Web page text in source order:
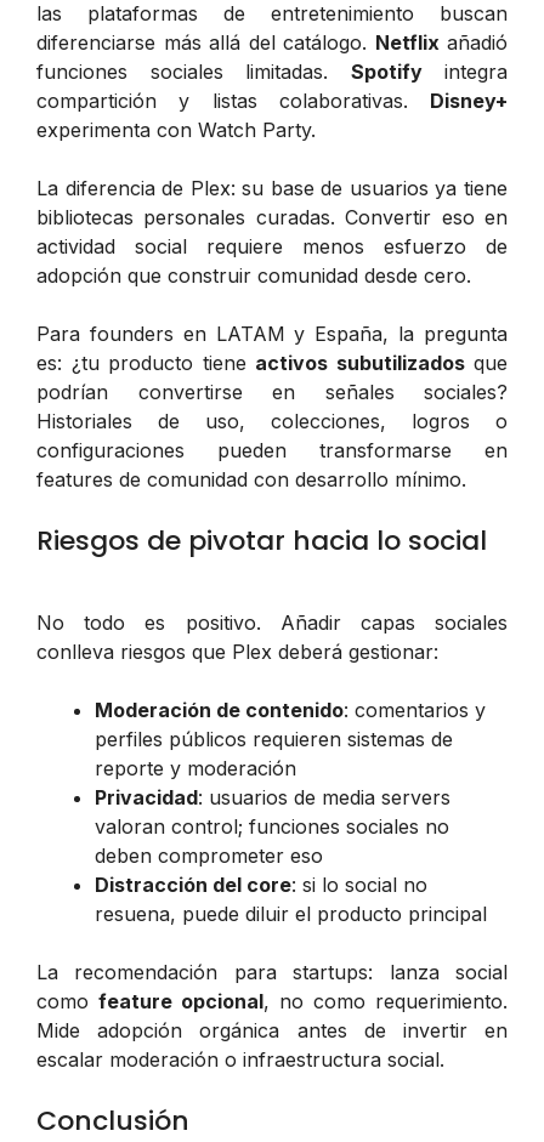
las plataformas de entretenimiento buscan
diferenciarse más allá del catálogo. Netflixañadió
funciones sociales limitadas. Spotifyintegra
compartición y listas colaborativas. Disney+
experimenta con Watch Party.
La diferencia de Plex: su base de usuarios ya tiene
bibliotecas personales curadas. Convertir eso en
actividad social requiere menos esfuerzo de
adopción que construir comunidad desde cero.
Para founders en LATAM y España, la pregunta
es: ¿tu producto tiene activos subutilizadosque
podrían convertirse en señales sociales?
Historiales de uso, colecciones, logros o
configuraciones pueden transformarse en
features de comunidad con desarrollo mínimo.
Riesgos de pivotar hacia lo social
No todo es positivo. Añadir capas sociales
conlleva riesgos que Plex deberá gestionar:
Moderación de contenido: comentarios y
perfiles públicos requieren sistemas de
reporte y moderación
Privacidad: usuarios de media servers
valoran control; funciones sociales no
deben comprometer eso
Distracción del core: si lo social no
resuena, puede diluir el producto principal
La recomendación para startups: lanza social
como feature opcional, no como requerimiento.
Mide adopción orgánica antes de invertir en
escalar moderación o infraestructura social.
Conclusión